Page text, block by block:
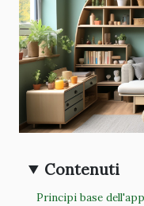
Contenuti
Principi base